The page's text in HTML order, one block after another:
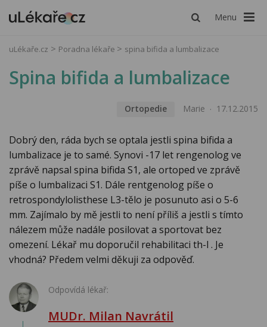
Menu
uLékaře.cz Poradna lékaře spina bifida a lumbalizace
Spina bifida a lumbalizace
Ortopedie Marie 17.12.2015
Dobrý den, ráda bych se optala jestli spina bifida a
lumbalizace je to samé. Synovi -17 let rengenolog ve
zprávě napsal spina bifida S1, ale ortoped ve zprávě
píše o lumbalizaci S1. Dále rentgenolog píše o
retrospondylolisthese L3-tělo je posunuto asi o 5-6
mm. Zajímalo by mě jestli to není příliš a jestli s tímto
nálezem může nadále posilovat a sportovat bez
omezení. Lékař mu doporučil rehabilitaci th-l . Je
vhodná? Předem velmi děkuji za odpověď.
Odpovídá lékař:
MUDr. Milan Navrátil